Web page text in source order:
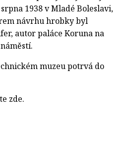
1938 v Mladé Boleslavi,
návrhu hrobky byl
autor paláce Koruna na
muzeupotrvá do
zde.